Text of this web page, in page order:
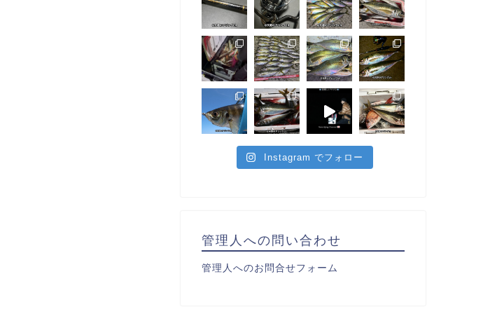
Instagram でフォロー
管理人への問い合わせ
管理人へのお問合せフォーム